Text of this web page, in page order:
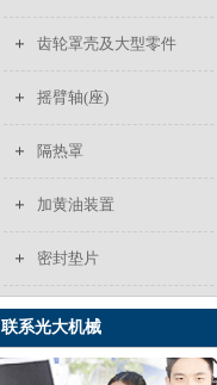
齿轮罩壳及大型零件
摇臂轴(座)
隔热罩
加黄油装置
密封垫片
联系光大机械